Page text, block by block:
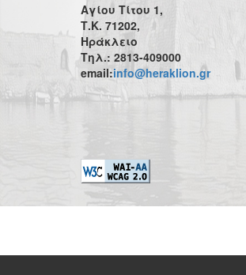
Αγίου Τίτου 1,
Τ.Κ. 71202,
Ηράκλειο
Τηλ.: 2813-409000
email:info@heraklion.gr